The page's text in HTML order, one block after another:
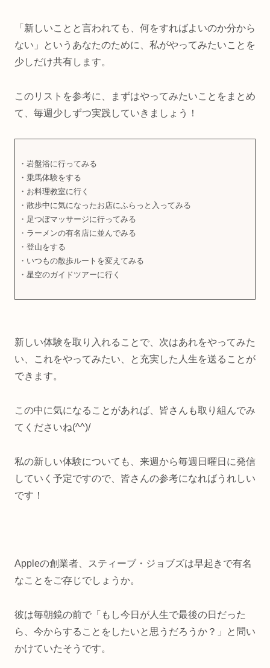
「新しいことと言われても、何をすればよいのか分から
ない」というあなたのために、私がやってみたいことを
少しだけ共有します。
このリストを参考に、まずはやってみたいことをまとめ
て、毎週少しずつ実践していきましょう！
・岩盤浴に行ってみる
・乗馬体験をする
・お料理教室に行く
・散歩中に気になったお店にふらっと入ってみる
・足つぼマッサージに行ってみる
・ラーメンの有名店に並んでみる
・登山をする
・いつもの散歩ルートを変えてみる
・星空のガイドツアーに行く
新しい体験を取り入れることで、次はあれをやってみた
い、これをやってみたい、と充実した人生を送ることが
できます。
この中に気になることがあれば、皆さんも取り組んでみ
てくださいね(^^)/
私の新しい体験についても、来週から毎週日曜日に発信
していく予定ですので、皆さんの参考になればうれしい
です！
Appleの創業者、スティーブ・ジョブズは早起きで有名
なことをご存じでしょうか。
彼は毎朝鏡の前で「もし今日が人生で最後の日だった
ら、今からすることをしたいと思うだろうか？」と問い
かけていたそうです。